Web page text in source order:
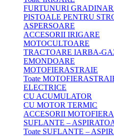
FURTUNURI
PISTOALE PENTRU
ASPERSOARE
ACCESORII IRIGARE
MOTOCULTOARE
TRACTOARE IARBA-
EMONDOARE
MOTOFIERASTRAIE
Toate
ELECTRICE
CU ACUMULATOR
CU MOTOR TERMIC
ACCESORII
SUFLANTE –
Toate SUFLANTE –